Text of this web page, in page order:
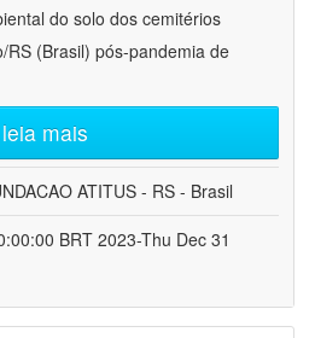
do solo dos cemitérios
RS (Brasil) pós-pandemia de
leia mais
ATITUS - RS - Brasil
BRT 2023-Thu Dec 31